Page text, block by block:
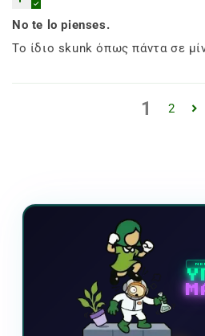
No te lo pienses.
Το ίδιο skunk όπως πάντα σε
1 2